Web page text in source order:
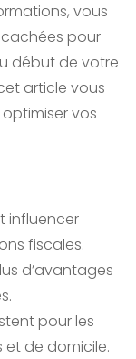
vous
pour
début de votre
article vous
vos
influencer
fiscales.
d’avantages
pour les
de domicile.